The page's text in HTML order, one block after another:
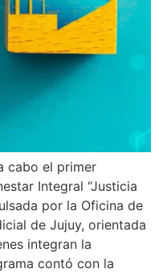
cabo el primer
Integral “Justicia
por la Oficina de
de Jujuy, orientada
integran la
contó con la